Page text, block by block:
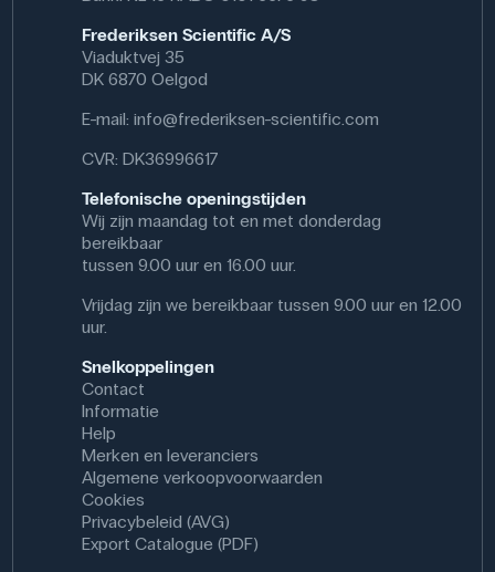
Frederiksen Scientific A/S
Viaduktvej 35
DK 6870 Oelgod
E-mail:info@frederiksen-scientific.com
CVR: DK36996617
Telefonische openingstijden
Wij zijn maandag tot en met donderdag
bereikbaar
tussen 9.00 uur en 16.00 uur.
Vrijdag zijn we bereikbaar tussen 9.00 uur en 12.00
uur.
Snelkoppelingen
Contact
Informatie
Help
Merken en leveranciers
Algemene verkoopvoorwaarden
Cookies
Privacybeleid (AVG)
Export Catalogue (PDF)